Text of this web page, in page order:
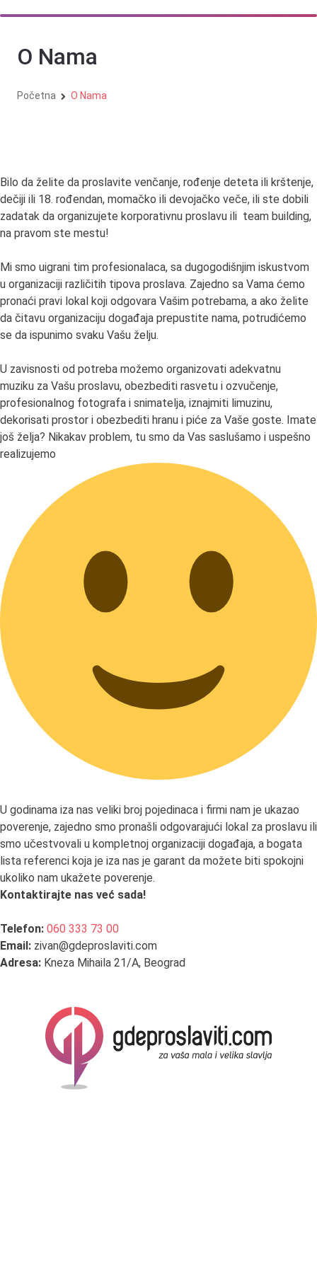
Skip
contentO Nama
Početna O Nama
Bilo da želite da proslavite venčanje, rođenje deteta ili krštenje,
dečiji ili 18. rođendan, momačko ili devojačko veče, ili ste dobili
zadatak da organizujete korporativnu proslavu ili team building,
na pravom ste mestu!
Mi smo uigrani tim profesionalaca, sa dugogodišnjim iskustvom
u organizaciji različitih tipova proslava. Zajedno sa Vama ćemo
pronaći pravi lokal koji odgovara Vašim potrebama, a ako želite
da čitavu organizaciju događaja prepustite nama, potrudićemo
se da ispunimo svaku Vašu želju.
U zavisnosti od potreba možemo organizovati adekvatnu
muziku za Vašu proslavu, obezbediti rasvetu i ozvučenje,
profesionalnog fotografa i snimatelja, iznajmiti limuzinu,
dekorisati prostor i obezbediti hranu i piće za Vaše goste. Imate
još želja? Nikakav problem, tu smo da Vas saslušamo i uspešno
realizujemo
U godinama iza nas veliki broj pojedinaca i firmi nam je ukazao
poverenje, zajedno smo pronašli odgovarajući lokal za proslavu ili
smo učestvovali u kompletnoj organizaciji događaja, a bogata
lista referenci koja je iza nas je garant da možete biti spokojni
ukoliko nam ukažete poverenje.
Kontaktirajte nas već sada!
Telefon: 060 333 73 00
Email: zivan@gdeproslaviti.com
Adresa: Kneza Mihaila 21/A, Beograd